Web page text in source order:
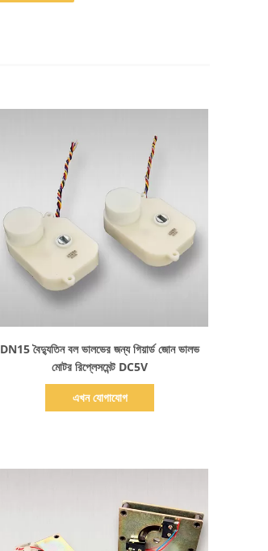
DN15 বৈদ্যুতিন বল ভালভের জন্য গিয়ার্ড জোন ভালভ
মোটর রিপ্লেসমেন্ট DC5V
এখন যোগাযোগ